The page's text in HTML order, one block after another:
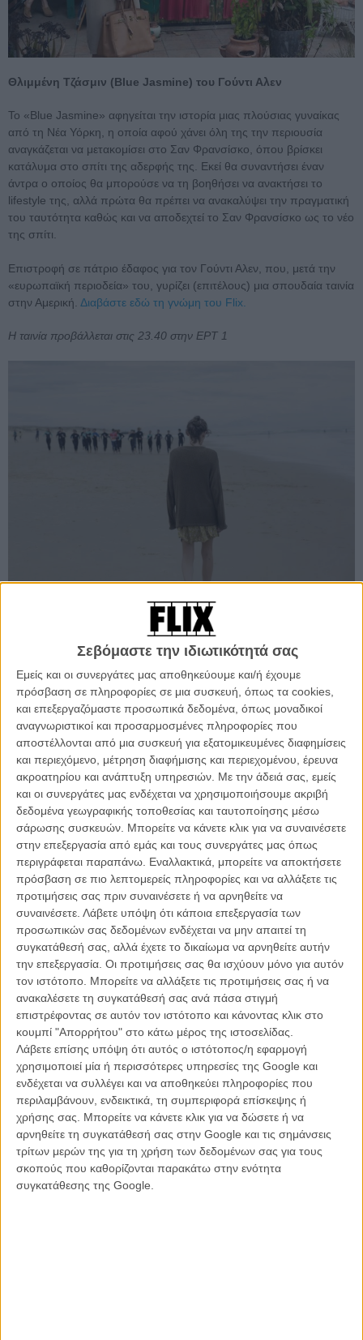
Σεβόμαστε την ιδιωτικότητά σας
Εμείς και οι συνεργάτες μας αποθηκεύουμε και/ή έχουμε
πρόσβαση σε πληροφορίες σε μια συσκευή, όπως τα cookies,
και επεξεργαζόμαστε προσωπικά δεδομένα, όπως μοναδικοί
αναγνωριστικοί και προσαρμοσμένες πληροφορίες που
αποστέλλονται από μια συσκευή για εξατομικευμένες διαφημίσεις
και περιεχόμενο, μέτρηση διαφήμισης και περιεχομένου, έρευνα
ακροατηρίου και ανάπτυξη υπηρεσιών. Με την άδειά σας, εμείς
και οι συνεργάτες μας ενδέχεται να χρησιμοποιήσουμε ακριβή
δεδομένα γεωγραφικής τοποθεσίας και ταυτοποίησης μέσω
σάρωσης συσκευών. Μπορείτε να κάνετε κλικ για να συναινέσετε
στην επεξεργασία από εμάς και τους συνεργάτες μας όπως
περιγράφεται παραπάνω. Εναλλακτικά, μπορείτε να αποκτήσετε
πρόσβαση σε πιο λεπτομερείς πληροφορίες και να αλλάξετε τις
προτιμήσεις σας πριν συναινέσετε ή να αρνηθείτε να
συναινέσετε. Λάβετε υπόψη ότι κάποια επεξεργασία των
προσωπικών σας δεδομένων ενδέχεται να μην απαιτεί τη
συγκατάθεσή σας, αλλά έχετε το δικαίωμα να αρνηθείτε αυτήν
την επεξεργασία. Οι προτιμήσεις σας θα ισχύουν μόνο για αυτόν
τον ιστότοπο. Μπορείτε να αλλάξετε τις προτιμήσεις σας ή να
ανακαλέσετε τη συγκατάθεσή σας ανά πάσα στιγμή
επιστρέφοντας σε αυτόν τον ιστότοπο και κάνοντας κλικ στο
κουμπί "Απορρήτου" στο κάτω μέρος της ιστοσελίδας.
Λάβετε επίσης υπόψη ότι αυτός ο ιστότοπος/η εφαρμογή
χρησιμοποιεί μία ή περισσότερες υπηρεσίες της Google και
ενδέχεται να συλλέγει και να αποθηκεύει πληροφορίες που
περιλαμβάνουν, ενδεικτικά, τη συμπεριφορά επίσκεψης ή
χρήσης σας. Μπορείτε να κάνετε κλικ για να δώσετε ή να
αρνηθείτε τη συγκατάθεσή σας στην Google και τις σημάνσεις
τρίτων μερών της για τη χρήση των δεδομένων σας για τους
σκοπούς που καθορίζονται παρακάτω στην ενότητα
συγκατάθεσης της Google.
Θλιμμένη Τζάσμιν (Blue Jasmine) του Γούντι Αλεν
Το «Blue Jasmine» αφηγείται την ιστορία μιας πλούσιας γυναίκας
από τη Νέα Υόρκη, η οποία αφού χάνει όλη της την περιουσία
αναγκάζεται να μετακομίσει στο Σαν Φρανσίσκο, όπου βρίσκει
κατάλυμα στο σπίτι της αδερφής της. Εκεί θα συναντήσει έναν
άντρα ο οποίος θα μπορούσε να τη βοηθήσει να ανακτήσει το
lifestyle της, αλλά πρώτα θα πρέπει να ανακαλύψει την πραγματική
του ταυτότητα καθώς και να αποδεχτεί το Σαν Φρανσίσκο ως το νέο
της σπίτι.
Επιστροφή σε πάτριο έδαφος για τον Γούντι Αλεν, που, μετά την
«ευρωπαϊκή περιοδεία» του, γυρίζει (επιτέλους) μια σπουδαία ταινία
στην Αμερική. Διαβάστε εδώ τη γνώμη του Flix.
Η ταινία προβάλλεται στις 23.40 στην ΕΡΤ 1
Εξαφανισμένος (Madre) του Ροντρίγκο Σορογκόγιεν
Με αφετηρία το ομότιτλο υποψήφιο για όσκαρ μικρού του μήκους,
φιλμ, ο Ροντρίγκο Σορογκογιέν ξεκινά το “madre” με μια όλο και πιο
έντονα κορυφούμενη αίσθηση αγωνίας και εσωτερικού τρόμου που
καταλήγει σχεδόν τόσο ασφυκτική για τον θεατή όσο και για την
ηρωίδα του: Η Έλενα βρίσκεται στο διαμέρισμα της στην
Βαρκελώνη με την μητέρα της όταν το τηλέφωνο χτυπά και στην
άκρη της γραμμής βρίσκεται ο 6χρονος γιος της Ιβάν. Ο οποίος είναι
σε διακοπές με τον πατέρα του, αλλά που τώρα όσο της μιλά είναι
μόνος του, δίχως τον μπαμπά του. Σε μια παραλία όπου δεν
υπάρχει κανείς άλλος και που ο μικρός Ιβάν δεν ξέρει να ονομάσει.
Και ο ήχος της μπαταρίας που τελειώνει ακούγεται κάθε τόσο
απειλητικά. Κι ένας άντρας έρχεται από μακριά προς το μέρος του.
Ένας άντρας που ο Ιβάν δεν γνωρίζει και από τον οποίο η μητέρα
του του λέει να τρέξει να κρυφτεί. Και το τηλέφωνο σβήνει.
Η σπουδαία, υποψήφια για Οσκαρ μικρού μήκους του Ροντρίγκο
Σορογκογιέν επεκτείνεται σε μια ταινία που δεν χάνει τίποτα από την
δύναμη και την αποτελεσματικότητά της.Διαβάστε εδώ τη γνώμη
του Flix.
Η ταινία προβάλλεται στις 22.30 στην ΕΡΤ 3